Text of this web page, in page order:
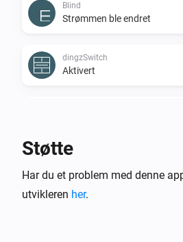
Blind
Strømmen ble endret
dingzSwitch
Aktivert
Button ... is ...
Støtte
Har du et problem med denne
utvikleren her.